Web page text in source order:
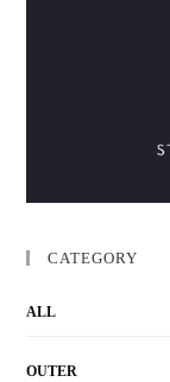
CATEGORY
ALL
OUTER